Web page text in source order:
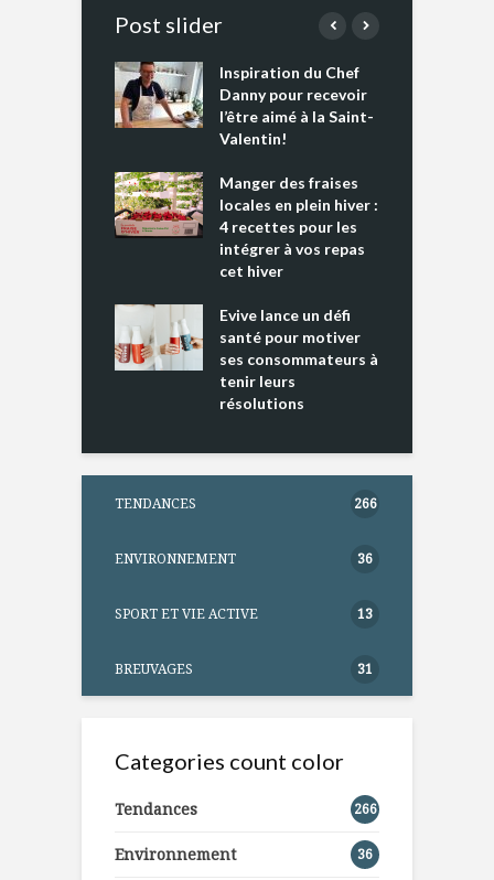
Post slider
Inspiration du Chef
Danny pour recevoir
l’être aimé à la Saint-
Valentin!
Manger des fraises
locales en plein hiver :
4 recettes pour les
intégrer à vos repas
cet hiver
Evive lance un défi
santé pour motiver
ses consommateurs à
tenir leurs
résolutions
TENDANCES 266
ENVIRONNEMENT 36
SPORT ET VIE ACTIVE 13
BREUVAGES 31
Categories count color
Tendances 266
Environnement 36